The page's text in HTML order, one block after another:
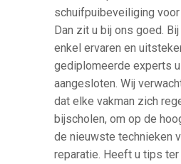
schuifpuibeveiliging voor
Dan zit u bij ons goed.
enkel ervaren en
gediplomeerde experts
aangesloten. Wij
dat elke vakman zich
bijscholen, om op de
de nieuwste technieken
reparatie. Heeft u tips